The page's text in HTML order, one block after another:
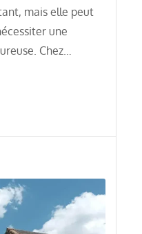
mais elle peut
une
Chez…